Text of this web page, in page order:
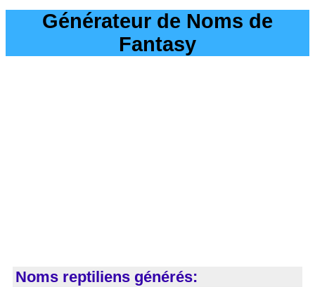
Générateur de Noms de
Fantasy
Noms reptiliens générés: